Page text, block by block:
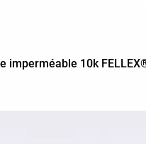
imperméable 10k